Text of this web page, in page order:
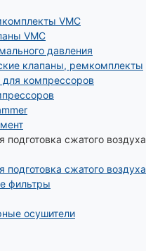
VMC
VMC
давления
клапаны, ремкомплекты
компрессоров
сжатого воздуха
сжатого воздуха
фильтры
осушители